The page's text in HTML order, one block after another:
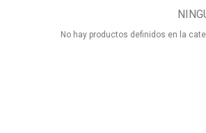
No hay productos definidos en la